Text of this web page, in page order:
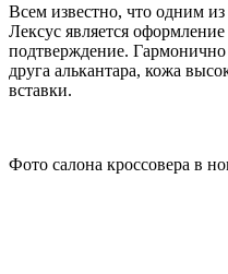
Всем известно, что одним
Лексус является
подтверждение.
друга алькантара, кожа
вставки.
Фото салона кроссовера в